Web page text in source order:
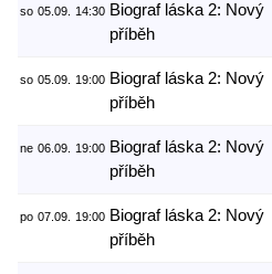
so 05.09. 14:30 Biograf láska 2: Nový
příběh
so 05.09. 19:00 Biograf láska 2: Nový
příběh
ne 06.09. 19:00 Biograf láska 2: Nový
příběh
po 07.09. 19:00 Biograf láska 2: Nový
příběh